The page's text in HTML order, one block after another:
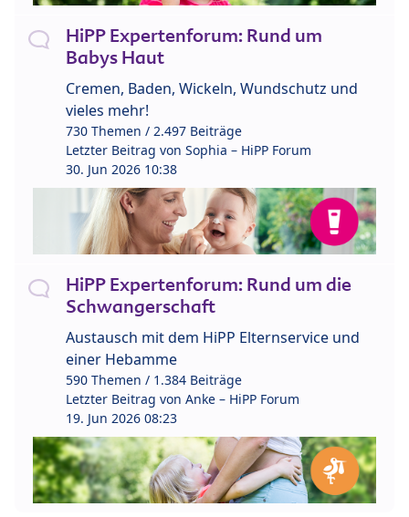
HiPP Expertenforum: Rund um
Babys Haut
Cremen, Baden, Wickeln, Wundschutz und
vieles mehr!
730 Themen / 2.497 Beiträge
Letzter Beitrag von Sophia – HiPP Forum
30. Jun 2026 10:38
HiPP Expertenforum: Rund um die
Schwangerschaft
Austausch mit dem HiPP Elternservice und
einer Hebamme
590 Themen / 1.384 Beiträge
Letzter Beitrag von Anke – HiPP Forum
19. Jun 2026 08:23